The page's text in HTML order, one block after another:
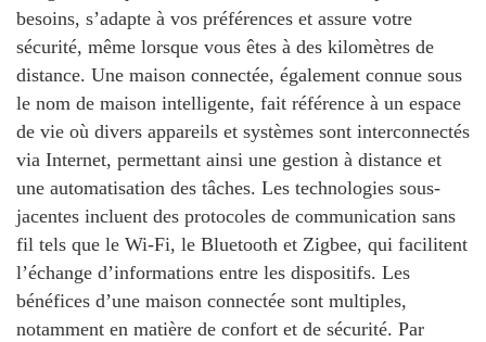
besoins, s’adapte à vos préférences et assure votre
sécurité, même lorsque vous êtes à des kilomètres de
distance. Une maison connectée, également connue sous
le nom de maison intelligente, fait référence à un espace
de vie où divers appareils et systèmes sont interconnectés
via Internet, permettant ainsi une gestion à distance et
une automatisation des tâches. Les technologies sous-
jacentes incluent des protocoles de communication sans
fil tels que le Wi-Fi, le Bluetooth et Zigbee, qui facilitent
l’échange d’informations entre les dispositifs. Les
bénéfices d’une maison connectée sont multiples,
notamment en matière de confort et de sécurité. Par